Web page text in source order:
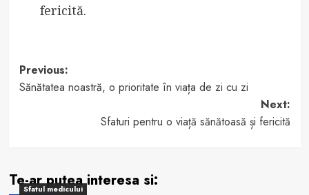
fericită.
Post
navigation
Previous:
Sănătatea noastră, o prioritate în viața de zi cu zi
Next:
Sfaturi pentru o viață sănătoasă și fericită
Te-ar putea interesa si:
Sfatul medicului